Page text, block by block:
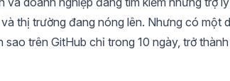
thị trường đang nóng lên. Nhưng có một
trên GitHub chỉ trong 10 ngày, trở thành